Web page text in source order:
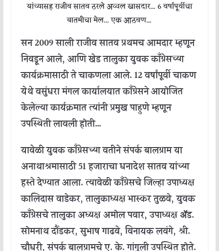
यांच्यासह राजीव सातव ठरले अव्वल खासदार… 6 वर्षांपूर्वीचा
बातमीचा मेल… एक आठवण…
सन 2009 साली राजीव सातव प्रथमच आमदार म्हणून
निवडून आले, आणि खेड तालुका युवक काँग्रेसच्या
कार्यक्रमासाठी ते चाकणला आले. 12 वर्षांपूर्वी चाकण
येथे वसुंधरा मंगल कार्यालयात काँग्रेसने आयोजित
केलेल्या कार्यक्रमात त्यांनी प्रमुख पाहुणे म्हणून
उपस्थिती लावली होती…
यावेळी युवक काँग्रेसच्या वतीने संपर्क बालग्राम या
अनाथाश्रमासाठी 51 हजाराचा धनादेश सातव यांच्या
हस्ते देण्यात आला. त्यावेळी काँग्रेसचे जिल्हा उपाध्यक्ष
कालिदास वाडेकर, तालुकाध्यक्ष भास्कर तुळवे, युवक
काँग्रेसचे तालुका अध्यक्ष अमोल पवार, उपाध्यक्ष ॲड.
सोमनाथ दौंडकर, सुभाष गाढवे, विनायक लवंगे, श्री.
चौधरी, संपर्क बालग्रामचे ए. के. गांगुली उपस्थित होते.